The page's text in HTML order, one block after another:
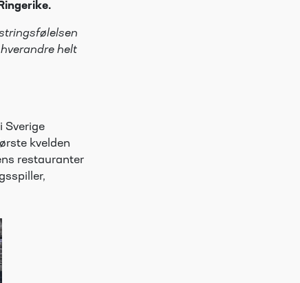
helt
Sverige
kvelden
restauranter